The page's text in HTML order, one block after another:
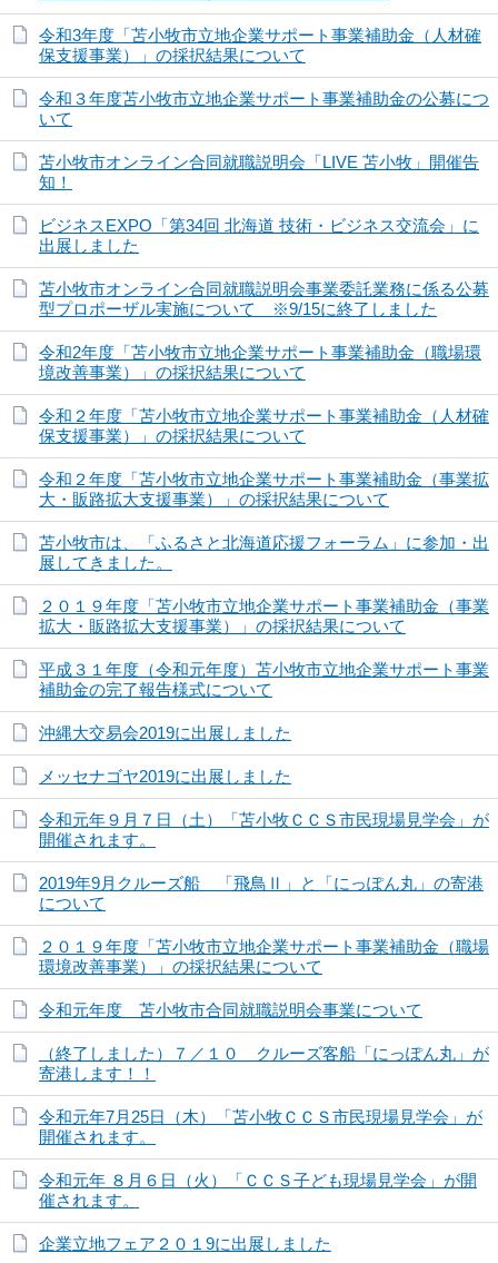
令和3年度「苫小牧市立地企業サポート事業補助金（人材確
保支援事業）」の採択結果について
令和３年度苫小牧市立地企業サポート事業補助金の公募につ
いて
苫小牧市オンライン合同就職説明会「LIVE 苫小牧」開催告
知！
ビジネスEXPO「第34回 北海道 技術・ビジネス交流会」に
出展しました
苫小牧市オンライン合同就職説明会事業委託業務に係る公募
型プロポーザル実施について ※9/15に終了しました
令和2年度「苫小牧市立地企業サポート事業補助金（職場環
境改善事業）」の採択結果について
令和２年度「苫小牧市立地企業サポート事業補助金（人材確
保支援事業）」の採択結果について
令和２年度「苫小牧市立地企業サポート事業補助金（事業拡
大・販路拡大支援事業）」の採択結果について
苫小牧市は、「ふるさと北海道応援フォーラム」に参加・出
展してきました。
２０１９年度「苫小牧市立地企業サポート事業補助金（事業
拡大・販路拡大支援事業）」の採択結果について
平成３１年度（令和元年度）苫小牧市立地企業サポート事業
補助金の完了報告様式について
沖縄大交易会2019に出展しました
メッセナゴヤ2019に出展しました
令和元年９月７日（土）「苫小牧ＣＣＳ市民現場見学会」が
開催されます。
2019年9月クルーズ船 「飛鳥Ⅱ」と「にっぽん丸」の寄港
について
２０１９年度「苫小牧市立地企業サポート事業補助金（職場
環境改善事業）」の採択結果について
令和元年度 苫小牧市合同就職説明会事業について
（終了しました）７／１０ クルーズ客船「にっぽん丸」が
寄港します！！
令和元年7月25日（木）「苫小牧ＣＣＳ市民現場見学会」が
開催されます。
令和元年 ８月６日（火）「ＣＣＳ子ども現場見学会」が開
催されます。
企業立地フェア２０１9に出展しました